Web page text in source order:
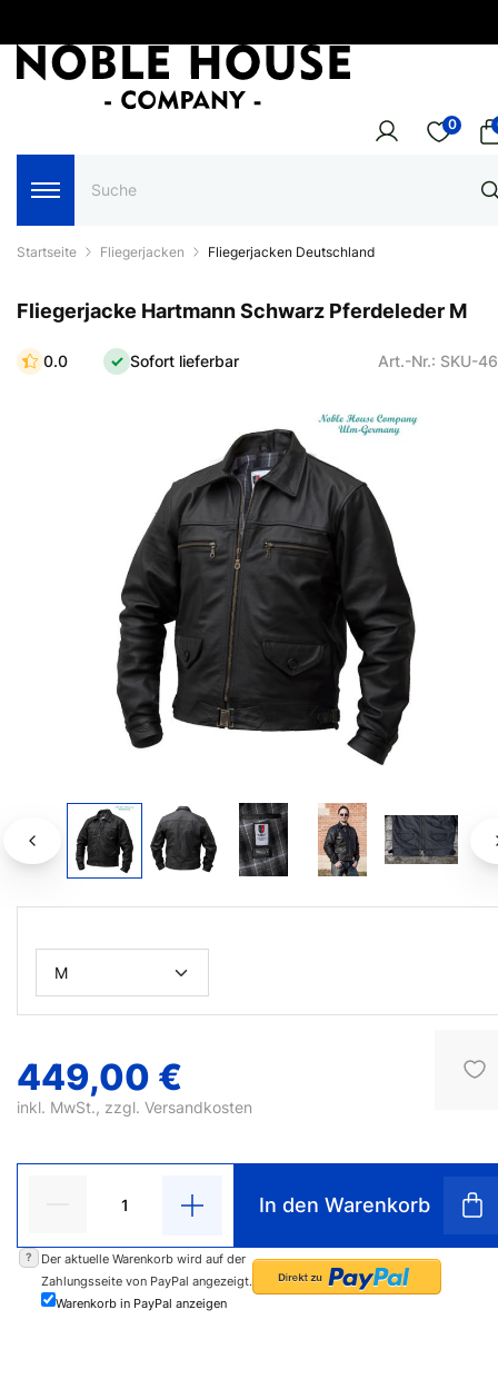
0
Startseite Fliegerjacken Fliegerjacken Deutschland
Fliegerjacke Hartmann Schwarz Pferdeleder M
0.0 Sofort lieferbar Art.-Nr.: SKU-
449,00 €
inkl. MwSt., zzgl. Versandkosten
In den Warenkorb
?
Der aktuelle Warenkorb wird auf der
Zahlungsseite von PayPal angezeigt.
Warenkorb in PayPal anzeigen